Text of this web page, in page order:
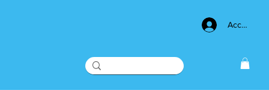
Acceso